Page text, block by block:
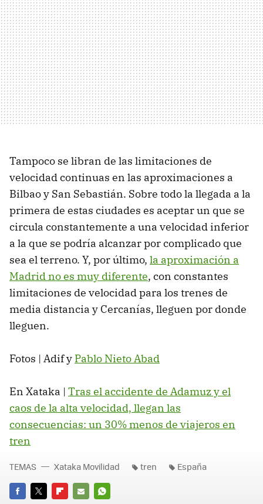
Tampoco se libran de las limitaciones de
velocidad continuas en las aproximaciones a
Bilbao y San Sebastián. Sobre todo la llegada a la
primera de estas ciudades es aceptar un que se
circula constantemente a una velocidad inferior
a la que se podría alcanzar por complicado que
sea el terreno. Y, por último, la aproximación a
Madrid no es muy diferente, con constantes
limitaciones de velocidad para los trenes de
media distancia y Cercanías, lleguen por donde
lleguen.
Fotos | Adif y Pablo Nieto Abad
En Xataka | Tras el accidente de Adamuz y el
caos de la alta velocidad, llegan las
consecuencias: un 30% menos de viajeros en
tren
TEMAS Xataka Movilidad tren España